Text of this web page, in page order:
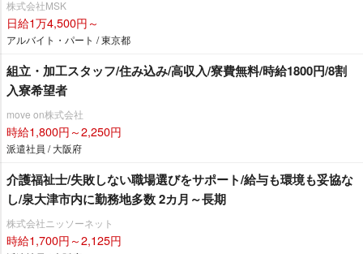
株式会社MSK
日給1万4,500円～
アルバイト・パート / 東京都
組立・加工スタッフ/住み込み/高収入/寮費無料/時給1800円/8割
入寮希望者
move on株式会社
時給1,800円～2,250円
派遣社員 / 大阪府
介護福祉士/失敗しない職場選びをサポート/給与も環境も妥協な
し/泉大津市内に勤務地多数 2カ月～長期
株式会社ニッソーネット
時給1,700円～2,125円